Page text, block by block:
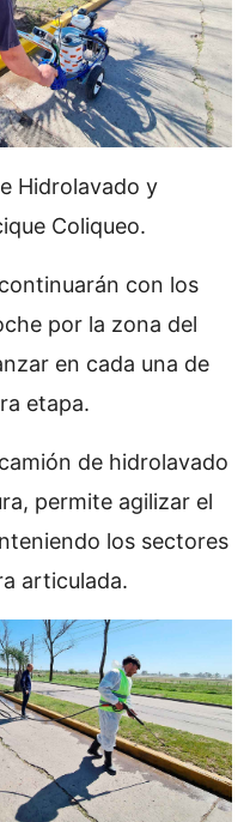
Hidrolavado y
Coliqueo.
con los
por la zona del
en cada una de
etapa.
de hidrolavado
permite agilizar el
los sectores
articulada.